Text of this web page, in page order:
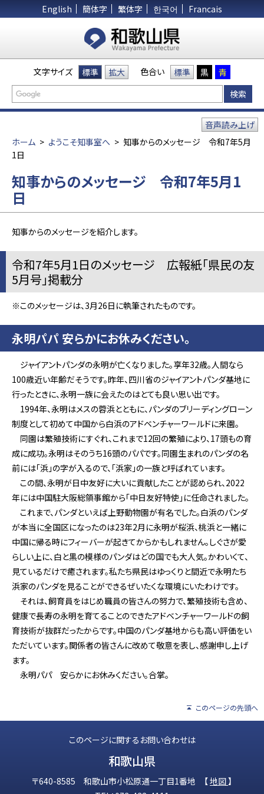
English 簡体字 繁体字 한국어 Francais
文字サイズ 標準 拡大 色合い 標準 黒 青
ホーム > ようこそ知事室へ > 知事からのメッセージ 令和7年5月
1日
音声読み上げ
知事からのメッセージ 令和7年5月1
日
知事からのメッセージを紹介します。
令和7年5月1日のメッセージ 広報紙「県民の友
5月号」掲載分
※このメッセージは、3月26日に執筆されたものです。
永明パパ 安らかにお休みください。
ジャイアントパンダの永明が亡くなりました。享年32歳。人間なら
100歳近い年齢だそうです。昨年、四川省のジャイアントパンダ基地に
行ったときに、永明一族に会えたのはとても良い思い出です。
1994年、永明はメスの蓉浜とともに、パンダのブリーディングローン
制度として初めて中国から白浜のアドベンチャーワールドに来園。
同園は繁殖技術にすぐれ、これまで12回の繁殖により、17頭もの育
成に成功。永明はそのうち16頭のパパです。同園生まれのパンダの名
前には「浜」の字が入るので、「浜家」の一族と呼ばれています。
この間、永明が日中友好に大いに貢献したことが認められ、2022
年には中国駐大阪総領事館から「中日友好特使」に任命されました。
これまで、パンダといえば上野動物園が有名でした。白浜のパンダ
が本当に全国区になったのは23年2月に永明が桜浜、桃浜と一緒に
中国に帰る時にフィーバーが起きてからかもしれません。しぐさが愛
らしい上に、白と黒の模様のパンダはどの国でも大人気。かわいくて、
見ているだけで癒されます。私たち県民はゆっくりと間近で永明たち
浜家のパンダを見ることができるぜいたくな環境にいたわけです。
それは、飼育員をはじめ職員の皆さんの努力で、繁殖技術も含め、
健康で長寿の永明を育てることのできたアドベンチャーワールドの飼
育技術が抜群だったからです。中国のパンダ基地からも高い評価をい
ただいています。関係者の皆さんに改めて敬意を表し、感謝申し上げ
ます。
永明パパ 安らかにお休みください。合掌。
このページの先頭へ
このページに関するお問い合わせは
和歌山県
〒640-8585 和歌山市小松原通一丁目1番地 【地図】